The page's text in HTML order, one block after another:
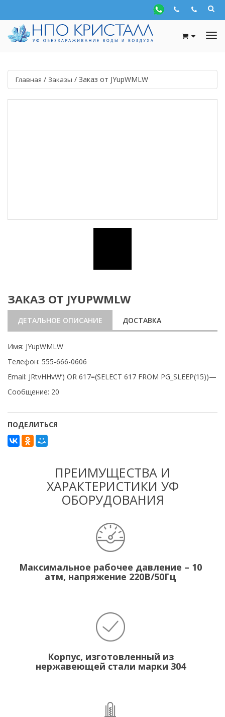
Главная / Заказы / Заказ от JYupWMLW
ЗАКАЗ ОТ JYUPWMLW
ДЕТАЛЬНОЕ ОПИСАНИЕ ДОСТАВКА
Имя: JYupWMLW
Телефон: 555-666-0606
Email: JRtvHHvW’) OR 617=(SELECT 617 FROM PG_SLEEP(15))—
Сообщение: 20
ПОДЕЛИТЬСЯ
ПРЕИМУЩЕСТВА И
ХАРАКТЕРИСТИКИ УФ
ОБОРУДОВАНИЯ
Максимальное рабочее давление – 10
атм, напряжение 220В/50Гц
Корпус, изготовленный из
нержавеющей стали марки 304